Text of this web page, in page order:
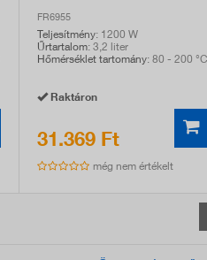
FR6955
Teljesítmény: 1200 W
Űrtartalom: 3,2 liter
Hőmérséklet tartomány: 80 - 200 °C
Raktáron
31.369 Ft
még nem értékelt